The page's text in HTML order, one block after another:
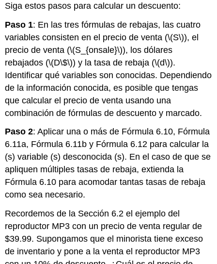
Siga estos pasos para calcular un descuento:
Paso 1: En las tres fórmulas de rebajas, las cuatro
variables consisten en el precio de venta (\(S\)), el
precio de venta (\(S_{onsale}\)), los dólares
rebajados (\(D\$\)) y la tasa de rebaja (\(d\)).
Identificar qué variables son conocidas. Dependiendo
de la información conocida, es posible que tengas
que calcular el precio de venta usando una
combinación de fórmulas de descuento y marcado.
Paso 2: Aplicar una o más de Fórmula 6.10, Fórmula
6.11a, Fórmula 6.11b y Fórmula 6.12 para calcular la
(s) variable (s) desconocida (s). En el caso de que se
apliquen múltiples tasas de rebaja, extienda la
Fórmula 6.10 para acomodar tantas tasas de rebaja
como sea necesario.
Recordemos de la Sección 6.2 el ejemplo del
reproductor MP3 con un precio de venta regular de
$39.99. Supongamos que el minorista tiene exceso
de inventario y pone a la venta el reproductor MP3